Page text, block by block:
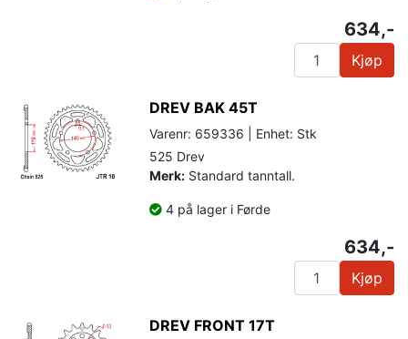
634,-
Kjøp
DREV BAK 45T
Varenr: 659336 | Enhet: Stk
525 Drev
Merk: Standard tanntall.
4 på lager i Førde
634,-
Kjøp
DREV FRONT 17T